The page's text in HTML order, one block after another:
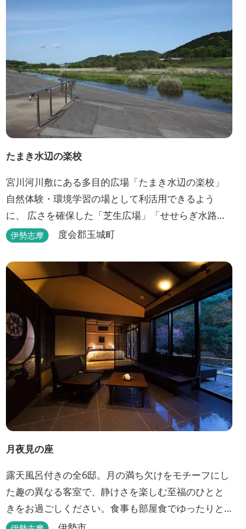
たまき水辺の楽校
宮川河川敷にある多目的広場「たまき水辺の楽校」
自然体験・環境学習の場として利活用できるよう
に、 広さを確保した「芝生広場」「せせらぎ水路」
等が整備されています。 芝生広場でのスポーツやバ
め、オートキャンプなどもお楽しみいただけます！
火災防止のため、バーベキュー･焚火等をする際は、
直火にならないように焚火台･コンロ等を使...
伊勢志摩 度会郡玉城町
月夜見の座
露天風呂付きの全6邸。月の満ち欠けをモチーフにし
た趣の異なる客室で、静けさを楽しむ至福のひとと
きをお過ごしください。食事も部屋食でゆったりと
楽しめます。